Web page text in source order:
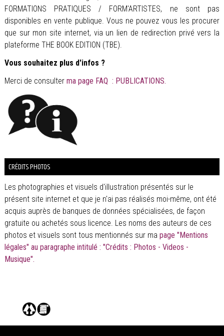
FORMATIONS PRATIQUES / FORM'ARTISTES, ne sont pas
disponibles en vente publique. Vous ne pouvez vous les procurer
que sur mon site internet, via un lien de redirection privé vers la
plateforme THE BOOK EDITION (TBE).
Vous souhaitez plus d'infos ?
Merci de consulter ma page FAQ : PUBLICATIONS.
CRÉDITS PHOTOS
Les photographies et visuels d'illustration présentés sur le
présent site internet et que je n'ai pas réalisés moi-même, ont été
acquis auprès de banques de données spécialisées, de façon
gratuite ou achetés sous licence. Les noms des auteurs de ces
photos et visuels sont tous mentionnés sur ma page "Mentions
légales" au paragraphe intitulé : "Crédits : Photos - Videos -
Musique".